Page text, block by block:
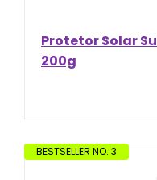
Protetor Solar
200g
BESTSELLER NO. 3